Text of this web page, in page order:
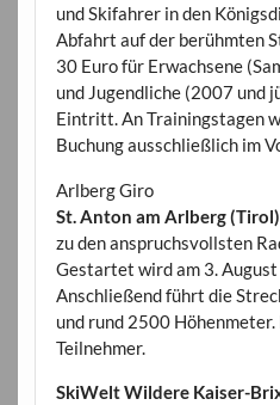
und Skifahrer in den
Abfahrt auf der berühmten
30 Euro für Erwachsene
und Jugendliche (2007 und
Eintritt. An Trainingstagen
Buchung ausschließlich im
Arlberg Giro
St. Anton am Arlberg (Tirol)
zu den anspruchsvollsten
Gestartet wird am 3.
Anschließend führt die
und rund 2500
Teilnehmer.
SkiWelt Wildere Kaiser-